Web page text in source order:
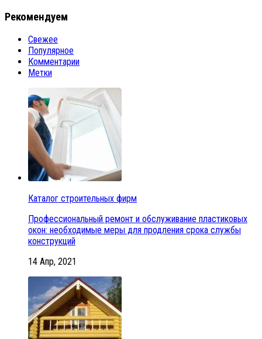
Рекомендуем
Свежее
Популярное
Комментарии
Метки
Каталог строительных фирм
Профессиональный ремонт и обслуживание пластиковых
окон: необходимые меры для продления срока службы
конструкций
14 Апр, 2021